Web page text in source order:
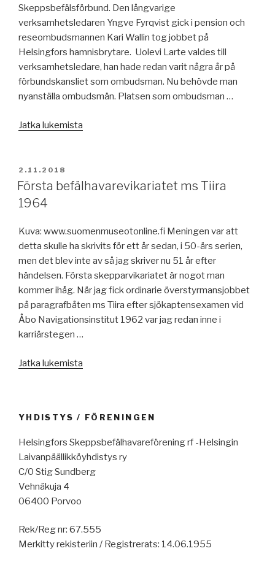
03.11.2018”
Skeppsbefälsförbund. Den långvarige
verksamhetsledaren Yngve Fyrqvist gick i pension och
reseombudsmannen Kari Wallin tog jobbet på
Helsingfors hamnisbrytare. Uolevi Larte valdes till
verksamhetsledare, han hade redan varit några år på
förbundskansliet som ombudsman. Nu behövde man
nyanställa ombudsmän. Platsen som ombudsman …
Jatka lukemista
version
JULKAISTU
2.11.2018
Första befälhavarevikariatet ms Tiira
1964
Kuva: www.suomenmuseotonline.fi Meningen var att
detta skulle ha skrivits för ett år sedan, i 50-ärs serien,
men det blev inte av så jag skriver nu 51 år efter
händelsen. Första skepparvikariatet är nogot man
kommer ihåg. När jag fick ordinarie överstyrmansjobbet
på paragrafbåten ms Tiira efter sjökaptensexamen vid
Åbo Navigationsinstitut 1962 var jag redan inne i
karriärstegen …
Jatka lukemista
1964”
YHDISTYS / FÖRENINGEN
Helsingfors Skeppsbefälhavareförening rf -Helsingin
Laivanpäällikköyhdistys ry
C/0 Stig Sundberg
Vehnäkuja 4
06400 Porvoo
Rek/Reg nr: 67.555
Merkitty rekisteriin / Registrerats: 14.06.1955